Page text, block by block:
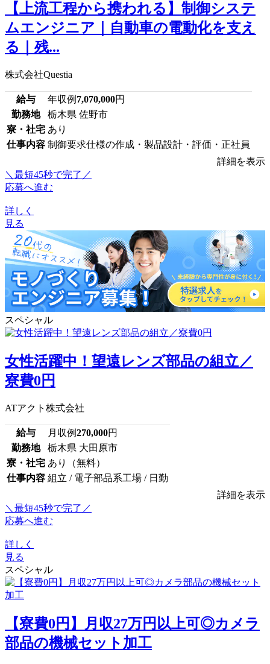
【上流工程から携われる】制御システ
ムエンジニア｜自動車の電動化を支え
る｜残...
株式会社Questia
給与 年収例 7,070,000円
勤務地
栃木県 佐野市
寮・社宅 あり
仕事内容 制御要求仕様の作成・製品設計・評価・正社員
詳細を表示
＼最短45秒で完了／
応募へ進む
詳しく
見る
スペシャル
女性活躍中！望遠レンズ部品の組立／
寮費0円
ATアクト株式会社
給与 月収例270,000円
勤務地
栃木県 大田原市
寮・社宅 あり（無料）
仕事内容 組立 / 電子部品系工場 / 日勤
詳細を表示
＼最短45秒で完了／
応募へ進む
詳しく
見る
スペシャル
【寮費0円】月収27万円以上可◎カメラ
部品の機械セット加工